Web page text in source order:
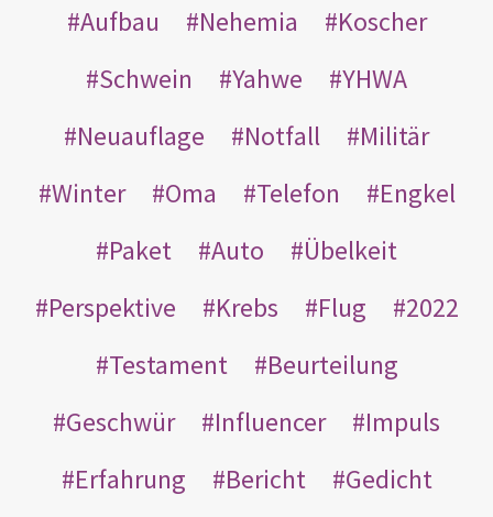
Aufbau
Nehemia
Koscher
Schwein
Yahwe
YHWA
Neuauflage
Notfall
Militär
Winter
Oma Telefon
Engkel
Paket
Auto
Übelkeit
Perspektive
Krebs Flug
2022
Testament
Beurteilung
Geschwür
Influencer
Impuls
Erfahrung
Bericht
Gedicht